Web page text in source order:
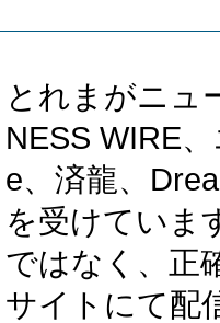
とれまがニュ
NESS WIRE
e、済龍、
を受けていま
ではなく、正
サイトにて配